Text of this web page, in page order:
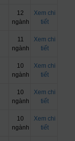
12
ngành
Xem chi
tiết
11
ngành
Xem chi
tiết
10
ngành
Xem chi
tiết
10
ngành
Xem chi
tiết
10
ngành
Xem chi
tiết